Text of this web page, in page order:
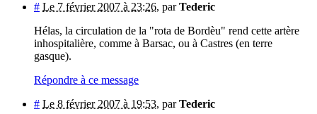
# Le 7 février 2007 à 23:26, parTederic
Hélas, la circulation de la "rota de Bordèu" rend cette artère
inhospitalière, comme à Barsac, ou à Castres (en terre
gasque).
Répondre à ce message
# Le 8 février 2007 à 19:53, parTederic